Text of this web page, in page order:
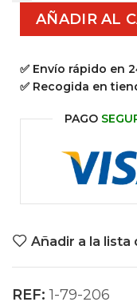
AÑADIR AL
✅ Envío rápido en
✅ Recogida en
PAGO
Añadir a la lista
REF:1-79-206